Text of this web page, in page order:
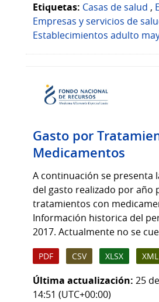
Etiquetas: Casas de salud ,
Empresas y servicios de
Establecimientos adulto
Gasto por
Medicamentos
A continuación se presenta
del gasto realizado por año
tratamientos con
Información historica del
2017. Actualmente no se
PDF CSV XLSX XML
Última actualización: 25
14:51 (UTC+00:00)